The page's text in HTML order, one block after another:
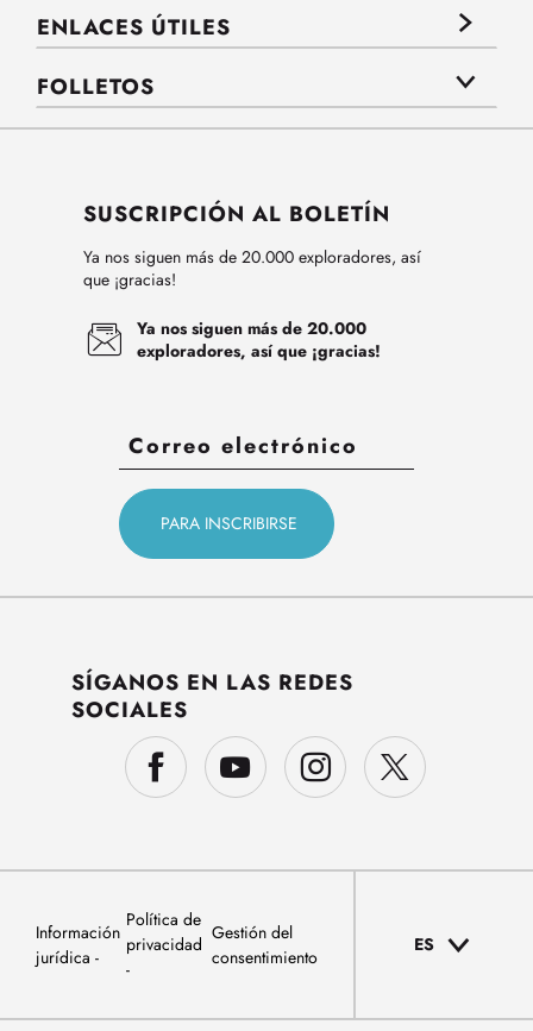
ENLACES ÚTILES
FOLLETOS
SUSCRIPCIÓN AL BOLETÍN
Ya nos siguen más de 20.000 exploradores, así
que ¡gracias!
Ya nos siguen más de 20.000
exploradores, así que ¡gracias!
SÍGANOS EN LAS REDES
SOCIALES
Información
jurídica
Política de
privacidad
Gestión del
consentimiento
ES